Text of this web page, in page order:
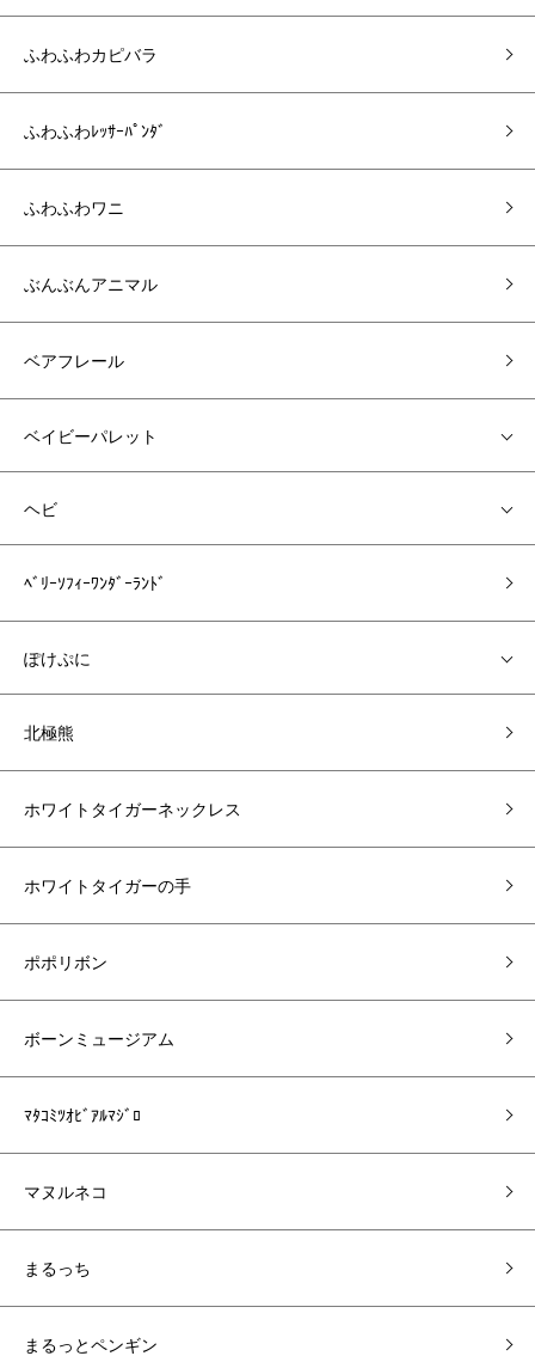
ふわふわカピバラ
ふわふわﾚｯｻｰﾊﾟﾝﾀﾞ
ふわふわワニ
ぶんぶんアニマル
ベアフレール
ベイビーパレット
ヘビ
ﾍﾞﾘｰｿﾌｨｰﾜﾝﾀﾞｰﾗﾝﾄﾞ
ぽけぷに
北極熊
ホワイトタイガーネックレス
ホワイトタイガーの手
ポポリボン
ボーンミュージアム
ﾏﾀｺﾐﾂｵﾋﾞｱﾙﾏｼﾞﾛ
マヌルネコ
まるっち
まるっとペンギン